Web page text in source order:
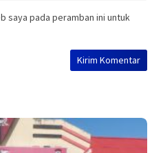
saya pada peramban ini untuk